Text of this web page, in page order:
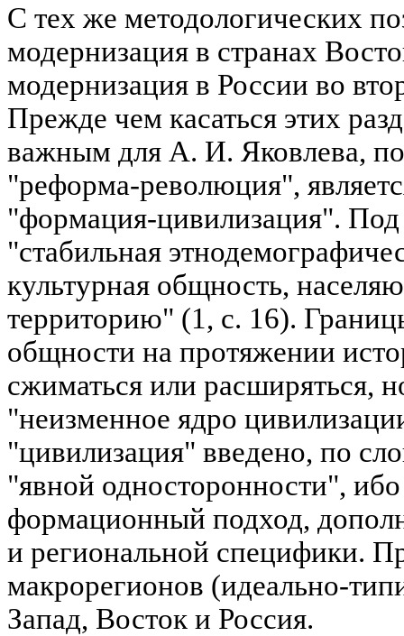
С тех же методологических
модернизация в странах
модернизация в России во
Прежде чем касаться этих
важным для А. И. Яковлева,
"реформа-революция",
"формация-цивилизация".
"стабильная
культурная общность,
территорию" (1, с. 16).
общности на протяжении
сжиматься или расширяться,
"неизменное ядро
"цивилизация" введено, по
"явной односторонности",
формационный подход,
и региональной специфики.
макрорегионов (идеально-
Запад, Восток и Россия.